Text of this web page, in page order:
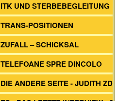
ITK UND STERBEBEGLEITUNG
TRANS-POSITIONEN
ZUFALL – SCHICKSAL
TELEFOANE SPRE DINCOLO
DIE ANDERE SEITE - JUDITH